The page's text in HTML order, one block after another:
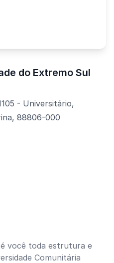
do Extremo Sul
- Universitário,
88806-000
você toda estrutura e
Comunitária